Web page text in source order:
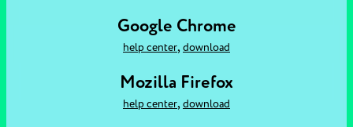
Google Chrome
help center, download
Mozilla Firefox
help center, download